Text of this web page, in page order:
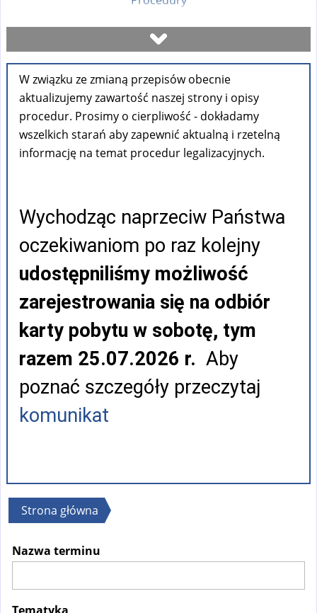
Umów się na wizytę
Sprawdź stan sprawy
Formularze
FAQ
Pouczenia
W związku ze zmianą przepisów obecnie
aktualizujemy zawartość naszej strony i opisy
procedur. Prosimy o cierpliwość - dokładamy
wszelkich starań aby zapewnić aktualną i rzetelną
informację na temat procedur legalizacyjnych.
Wychodząc naprzeciw Państwa
oczekiwaniom po raz kolejny
udostępniliśmy możliwość
zarejestrowania się na odbiór
karty pobytu w sobotę, tym
razem 25.07.2026 r. Aby
poznać szczegóły przeczytaj
komunikat
Jesteś
Strona główna
Nazwa terminu